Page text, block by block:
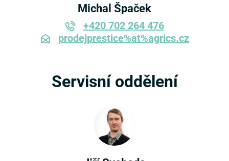
Michal Špaček
+420 702 264 476
prodejprestice%at%agrics.cz
Servisní oddělení